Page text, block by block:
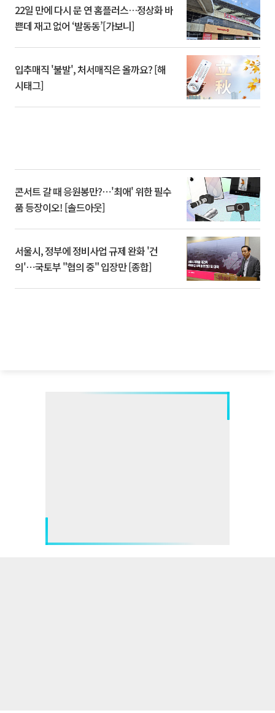
22일 만에 다시 문 연 홈플러스…정상화 바
쁜데 재고 없어 ‘발동동’[가보니]
입추매직 '불발', 처서매직은 올까요? [해
시태그]
콘서트 갈 때 응원봉만?⋯'최애' 위한 필수
품 등장이오! [솔드아웃]
서울시, 정부에 정비사업 규제 완화 '건
의'⋯국토부 "협의 중" 입장만 [종합]